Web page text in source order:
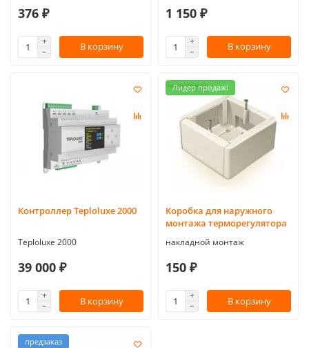
376 ₽
В корзину
1 150 ₽
В корзину
Контроллер Teploluxe 2000
Teploluxe 2000
39 000 ₽
В корзину
Лидер продаж!
Коробка для наружного
монтажа терморегулятора
накладной монтаж
150 ₽
В корзину
предзаказ